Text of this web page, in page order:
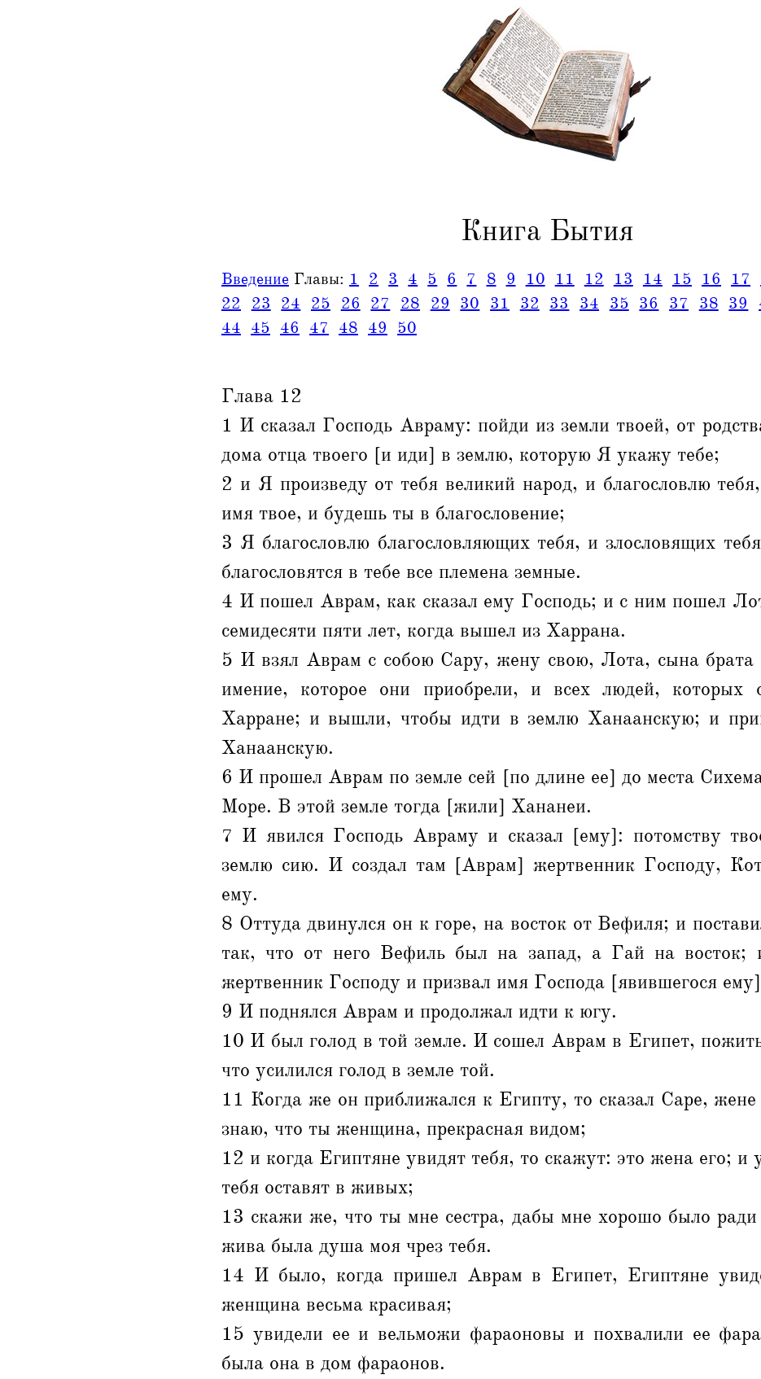
Книга Бытия
Введение Главы: 1 2 3 4 5 6 7 8 9 10 11 12 13 14 15 16 17
22
23 24 25 26 27 28 29 30 31 32 33 34 35 36 37 38 39
44 45 46 47 48 49 50
Глава 12
1 И сказал Господь Авраму: пойди из земли твоей, от
дома отца твоего [и иди] в землю, которую Я укажу тебе;
2 и Я произведу от тебя великий народ, и благословлю
имя твое, и будешь ты в благословение;
3 Я благословлю благословляющих тебя, и злословящих
благословятся в тебе все племена земные.
4 И пошел Аврам, как сказал ему Господь; и с ним пошел
семидесяти пяти лет, когда вышел из Харрана.
5 И взял Аврам с собою Сару, жену свою, Лота, сына брата
имение, которое они приобрели, и всех людей, которых
Харране; и вышли, чтобы идти в землю Ханаанскую; и
Ханаанскую.
6 И прошел Аврам по земле сей [по длине ее] до места
Море. В этой земле тогда [жили] Хананеи.
7 И явился Господь Авраму и сказал [ему]: потомству
землю сию. И создал там [Аврам] жертвенник Господу,
ему.
8 Оттуда двинулся он к горе, на восток от Вефиля; и
так, что от него Вефиль был на запад, а Гай на восток;
жертвенник Господу и призвал имя Господа [явившегося
9 И поднялся Аврам и продолжал идти к югу.
10 И был голод в той земле. И сошел Аврам в Египет,
что усилился голод в земле той.
11 Когда же он приближался к Египту, то сказал Саре, жене
знаю, что ты женщина, прекрасная видом;
12 и когда Египтяне увидят тебя, то скажут: это жена его; и
тебя оставят в живых;
13 скажи же, что ты мне сестра, дабы мне хорошо было
жива была душа моя чрез тебя.
14 И было, когда пришел Аврам в Египет, Египтяне
женщина весьма красивая;
15 увидели ее и вельможи фараоновы и похвалили ее
была она в дом фараонов.